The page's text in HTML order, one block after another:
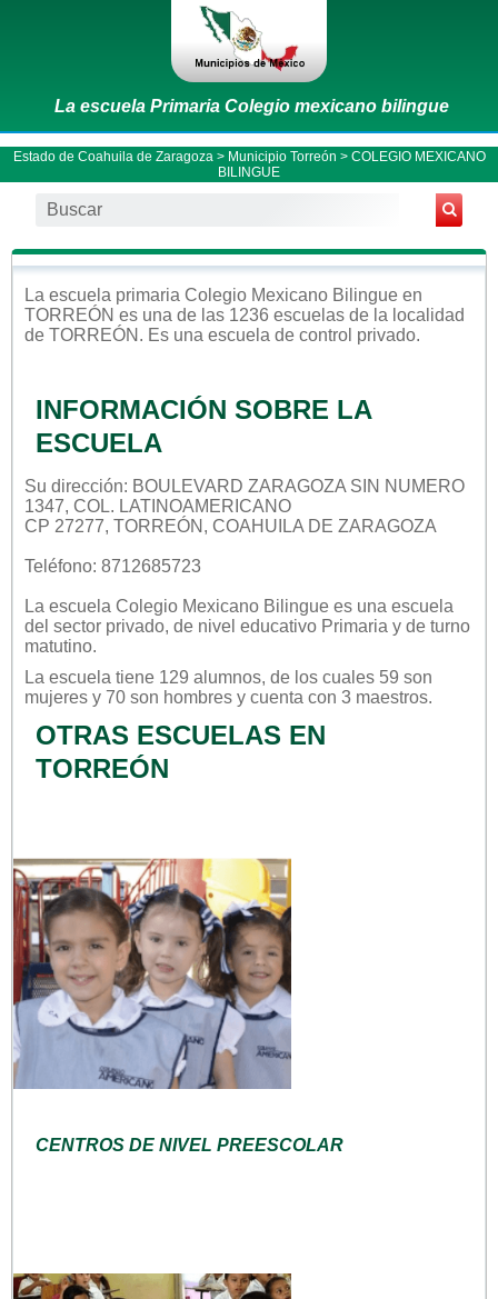
La escuela Primaria Colegio mexicano bilingue
Estado de Coahuila de Zaragoza > Municipio Torreón > COLEGIO MEXICANO
BILINGUE
La escuela primaria Colegio Mexicano Bilingue en
TORREÓN es una de las 1236 escuelas de la localidad
de TORREÓN . Es una escuela de control privado.
INFORMACIÓN SOBRE LA
ESCUELA
Su dirección: BOULEVARD ZARAGOZA SIN NUMERO
1347, COL. LATINOAMERICANO
CP 27277, TORREÓN, COAHUILA DE ZARAGOZA
Teléfono: 8712685723
La escuela Colegio Mexicano Bilingue es una escuela
del sector privado, de nivel educativo Primaria y de turno
matutino.
La escuela tiene 129 alumnos, de los cuales 59 son
mujeres y 70 son hombres y cuenta con 3 maestros.
OTRAS ESCUELAS EN
TORREÓN
CENTROS DE NIVEL PREESCOLAR